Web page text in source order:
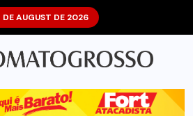
DE AUGUST DE 2026